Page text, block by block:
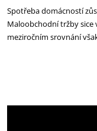
Spotřeba domácností
Maloobchodní tržby sice
meziročním srovnání